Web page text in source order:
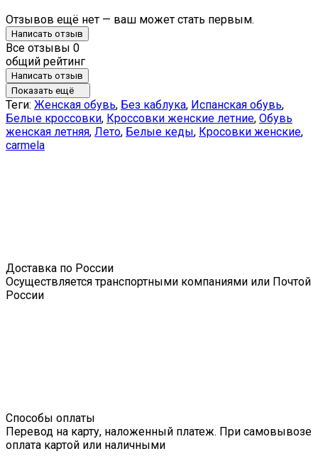
Отзывов ещё нет — ваш может стать первым.
Написать отзыв
Все отзывы 0
общий рейтинг
Написать отзыв
Показать ещё
Теги: Женская обувь, Без каблука, Испанская обувь,
Белые кроссовки, Кроссовки женские летние, Обувь
женская летняя, Лето, Белые кеды, Кросовки женские,
carmela
Доставка по России
Осуществляется транспортными компаниями или Почтой
России
Способы оплаты
Перевод на карту, наложенный платеж. При самовывозе
оплата картой или наличными